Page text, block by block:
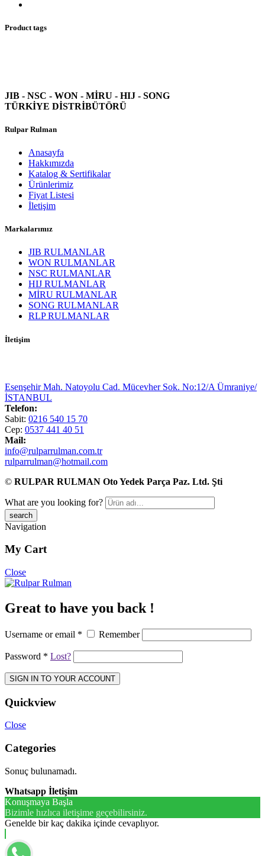
Product tags
JIB - NSC - WON - MİRU - HIJ - SONG
TÜRKİYE DİSTRİBÜTÖRÜ
Rulpar Rulman
Anasayfa
Hakkımızda
Katalog & Sertifikalar
Ürünlerimiz
Fiyat Listesi
İletişim
Markalarımız
JIB RULMANLAR
WON RULMANLAR
NSC RULMANLAR
HIJ RULMANLAR
MİRU RULMANLAR
SONG RULMANLAR
RLP RULMANLAR
İletişim
Esenşehir Mah. Natoyolu Cad. Mücevher Sok. No:12/A Ümraniye/
İSTANBUL
Telefon:
Sabit: 0216 540 15 70
Cep: 0537 441 40 51
Mail:
info@rulparrulman.com.tr
rulparrulman@hotmail.com
© RULPAR RULMAN Oto Yedek Parça Paz. Ltd. Şti
What are you looking for?
Navigation
My Cart
Close
Great to have you back !
Username or email * Remember
Password * Lost?
SIGN IN TO YOUR ACCOUNT
Quickview
Close
Categories
Sonuç bulunamadı.
Whatsapp İletişim
Konuşmaya Başla
Bizimle hızlıca iletişime geçebilirsiniz.
Genelde bir kaç dakika içinde cevaplıyor.